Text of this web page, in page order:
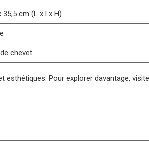
35,5 cm (L x l x H)
chevet
esthétiques. Pour explorer davantage,